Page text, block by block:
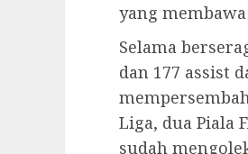
yang
Selama
dan 177 assist
Liga, dua Piala
sudah